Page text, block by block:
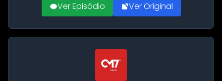
Ver Episódio Ver Original